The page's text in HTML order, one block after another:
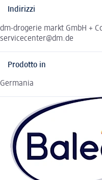
Indirizzi
dm-drogerie markt GmbH +
servicecenter@dm.de
Prodotto in
Germania